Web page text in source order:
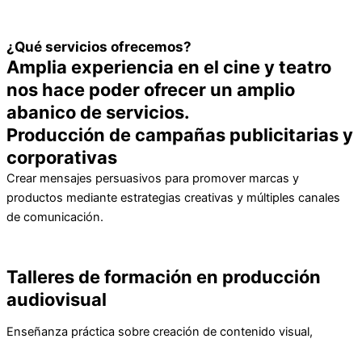
¿Qué servicios ofrecemos?
Amplia experiencia en el cine y teatro
nos hace poder ofrecer un amplio
abanico de servicios.
Producción de campañas publicitarias y
corporativas
Crear mensajes persuasivos para promover marcas y
productos mediante estrategias creativas y múltiples canales
de comunicación.
Talleres de formación en producción
audiovisual
Enseñanza práctica sobre creación de contenido visual,